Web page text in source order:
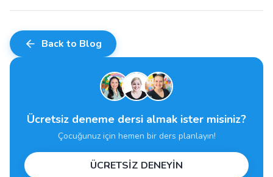
Back to Blog
Ücretsiz deneme dersi almak ister misiniz?
Çocuğunuz için hemen bir ders planlayın!
ÜCRETSİZ DENEYİN